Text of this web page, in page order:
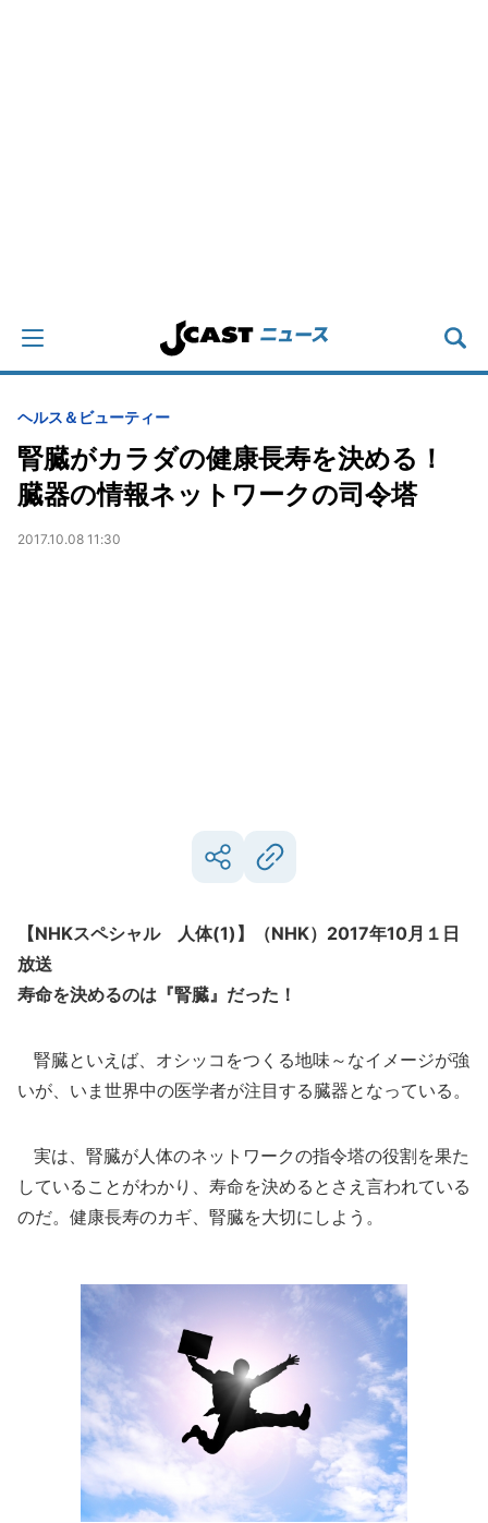
ヘルス＆ビューティー
腎臓がカラダの健康長寿を決める！
臓器の情報ネットワークの司令塔
2017.10.08 11:30
【NHKスペシャル 人体(1)】（NHK）2017年10月１日
放送
寿命を決めるのは『腎臓』だった！
腎臓といえば、オシッコをつくる地味～なイメージが強
いが、いま世界中の医学者が注目する臓器となっている。
実は、腎臓が人体のネットワークの指令塔の役割を果た
していることがわかり、寿命を決めるとさえ言われている
のだ。健康長寿のカギ、腎臓を大切にしよう。